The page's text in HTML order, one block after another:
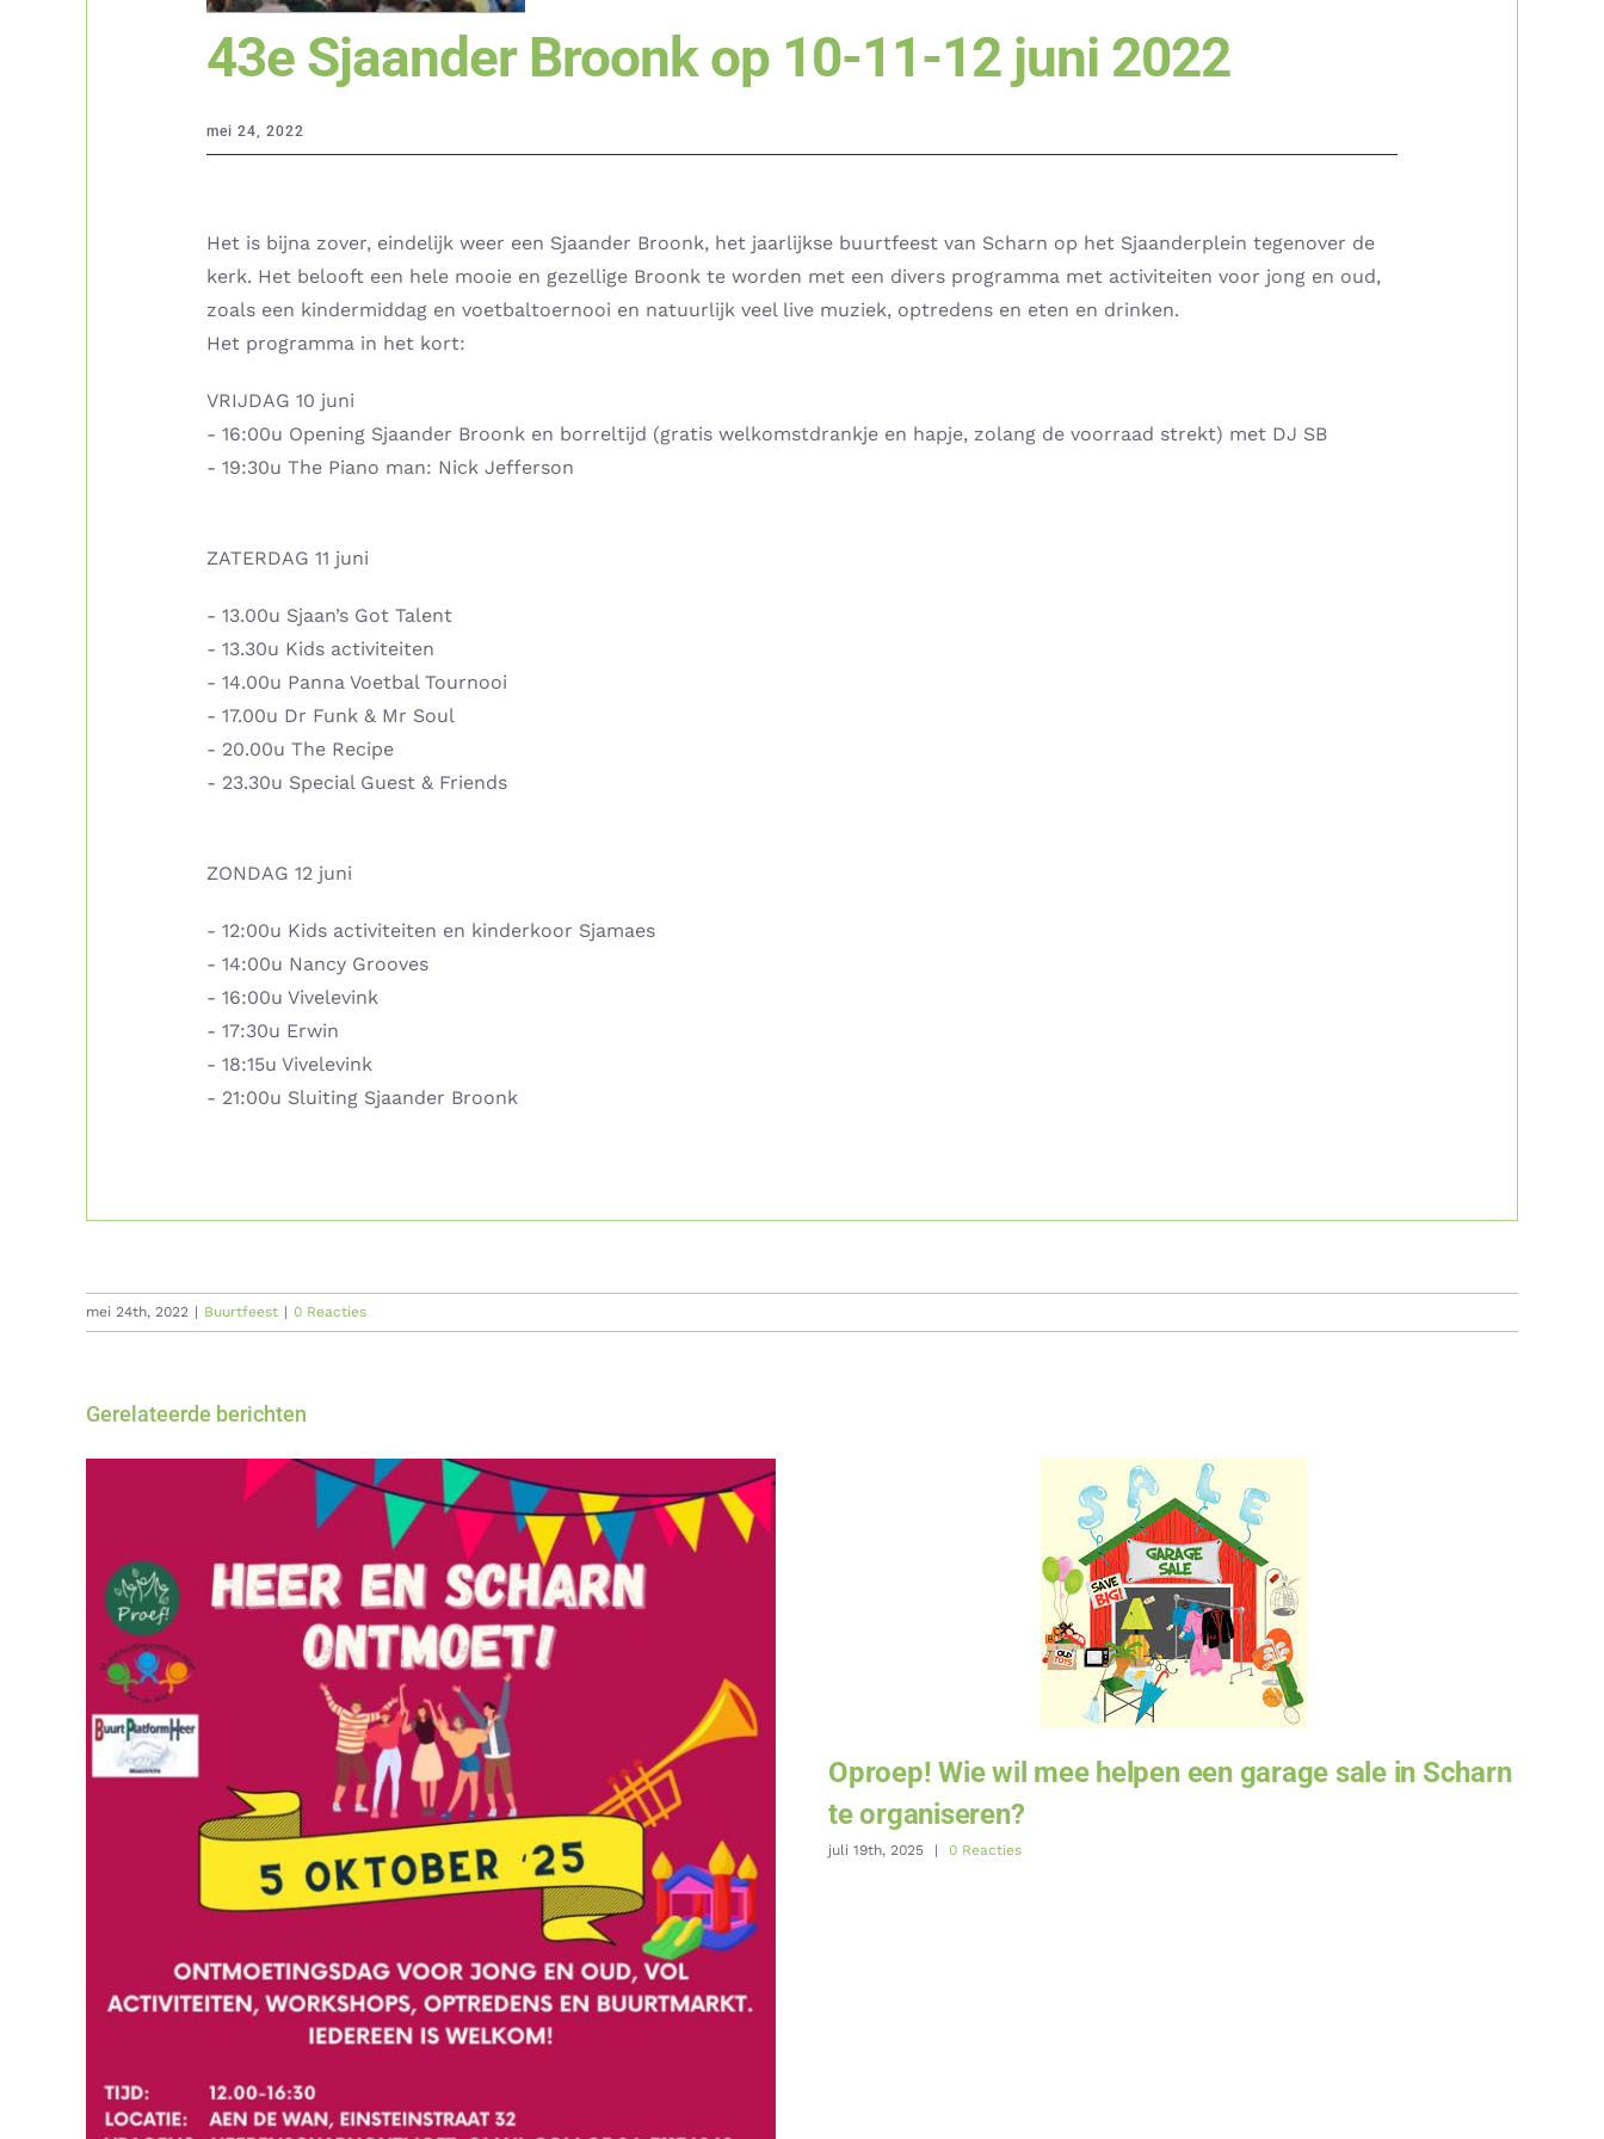
43e Sjaander Broonk op 10-11-12 juni 2022
mei 24, 2022
Het is bijna zover, eindelijk weer een Sjaander Broonk, het jaarlijkse buurtfeest van Scharn op het Sjaanderplein tegenover de
kerk. Het belooft een hele mooie en gezellige Broonk te worden met een divers programma met activiteiten voor jong en oud,
zoals een kindermiddag en voetbaltoernooi en natuurlijk veel live muziek, optredens en eten en drinken.
Het programma in het kort:
VRIJDAG 10 juni
- 16:00u Opening Sjaander Broonk en borreltijd (gratis welkomstdrankje en hapje, zolang de voorraad strekt) met DJ SB
- 19:30u The Piano man: Nick Jefferson
ZATERDAG 11 juni
- 13.00u Sjaan’s Got Talent
- 13.30u Kids activiteiten
- 14.00u Panna Voetbal Tournooi
- 17.00u Dr Funk & Mr Soul
- 20.00u The Recipe
- 23.30u Special Guest & Friends
ZONDAG 12 juni
- 12:00u Kids activiteiten en kinderkoor Sjamaes
- 14:00u Nancy Grooves
- 16:00u Vivelevink
- 17:30u Erwin
- 18:15u Vivelevink
- 21:00u Sluiting Sjaander Broonk
mei 24th, 2022 | Buurtfeest | 0 Reacties
Gerelateerde berichten
Oproep! Wie wil mee helpen een garage sale in Scharn
te organiseren?
juli 19th, 2025 | 0 Reacties